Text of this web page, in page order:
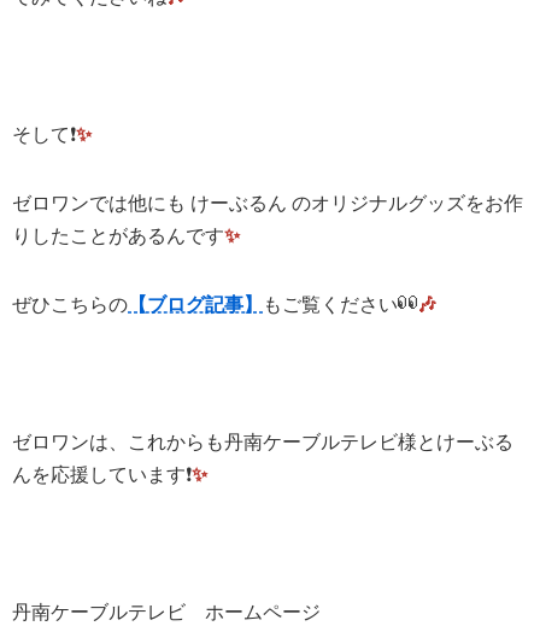
そして❗️✨
ゼロワンでは他にも けーぶるん のオリジナルグッズをお作
りしたことがあるんです✨
ぜひこちらの 【ブログ記事】 もご覧ください 🎶
ゼロワンは、これからも丹南ケーブルテレビ様とけーぶる
んを応援しています❗️✨
丹南ケーブルテレビ ホームページ